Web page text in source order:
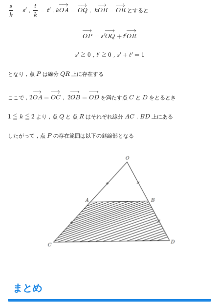
sk ， k ，kOA =OQ →
， k OB→ =OR →とすると
OP→ s′OQ +t′OR
， ，
′≧0 ， ≧0，s ′= 1
となり，点 Pは線分 QR 上に存在する
ここで， 2OA =OC →
， 2OB→ =OD →
を満たす点 Cと Dをとるとき
1 k ≦ より，点 Q と 点 R はそれぞれ線分 A C ， BD 上にある
したがって，点 Pの存在範囲は以下の斜線部となる
まとめ